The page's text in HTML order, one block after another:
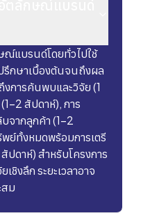
แบรนด์โดยทั่วไปใช้
รึกษาเบื้องต้นจนถึงผล
งการค้นพบและวิจัย (1
2 สัปดาห์), การ
จากลูกค้า (1-2
ย์ทั้งหมดพร้อมการเตรี
ปดาห์) สำหรับโครงการ
ชิงลึก ระยะเวลาอาจ
สม